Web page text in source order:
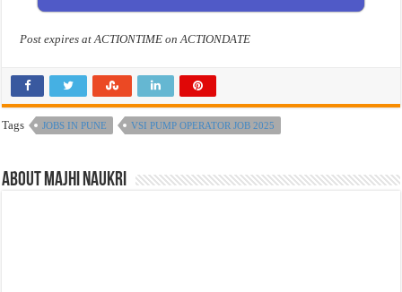
Post expires at ACTIONTIME on ACTIONDATE
Tags JOBS IN PUNE VSI PUMP OPERATOR JOB 2025
About Majhi Naukri